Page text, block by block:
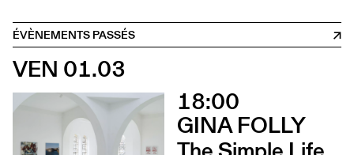
ÉVÈNEMENTS PASSÉS
VEN 01.03
18:00
GINA FOLLY